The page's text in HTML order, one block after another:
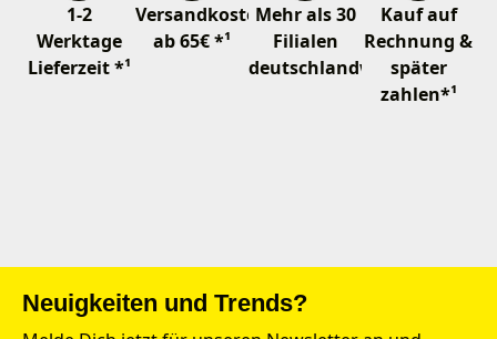
1-2
Werktage
Lieferzeit *¹
Versandkostenfrei
ab 65€ *¹
Mehr als 30
Filialen
deutschlandweit
Kauf auf
Rechnung &
später
zahlen*¹
Neuigkeiten und Trends?